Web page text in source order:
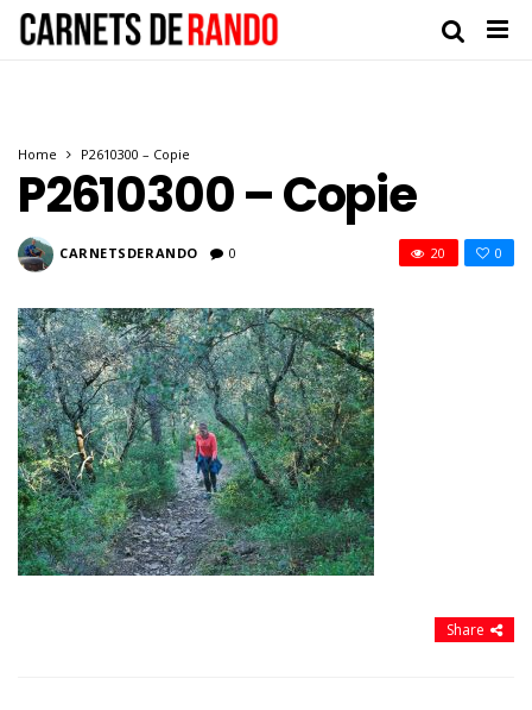
Home P2610300 – Copie
P2610300 – Copie
CARNETSDERANDO 0 0
20
Share